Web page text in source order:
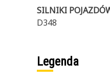
SILNIKI
D348
Legenda